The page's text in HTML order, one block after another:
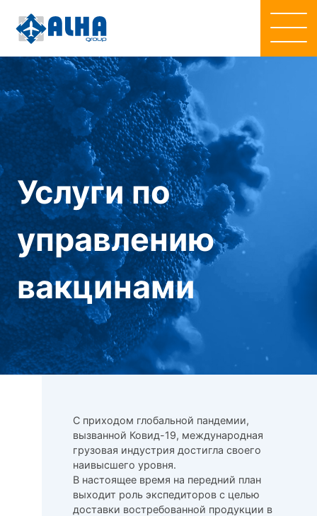
Услуги по
управлению
вакцинами
С приходом глобальной пандемии,
вызванной Ковид-19, международная
грузовая индустрия достигла своего
наивысшего уровня.
В настоящее время на передний план
выходит роль экспедиторов с целью
доставки востребованной продукции в